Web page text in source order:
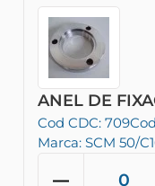
ANEL DE
Cod CDC: 709
Marca: SCM 50/